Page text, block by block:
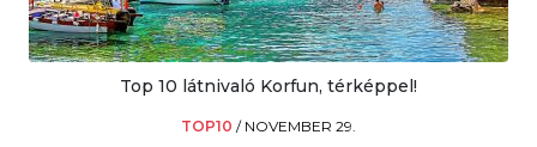
Top 10 látnivaló Korfun, térképpel!
TOP10 / NOVEMBER 29.